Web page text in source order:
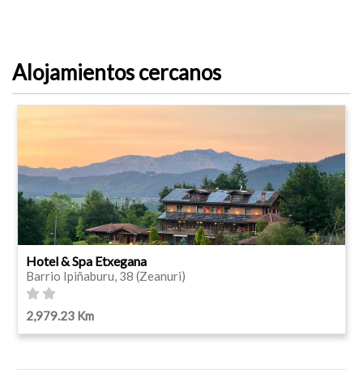
Alojamientos cercanos
Hotel & Spa Etxegana
Barrio Ipiñaburu, 38 (Zeanuri)
2,979.23 Km